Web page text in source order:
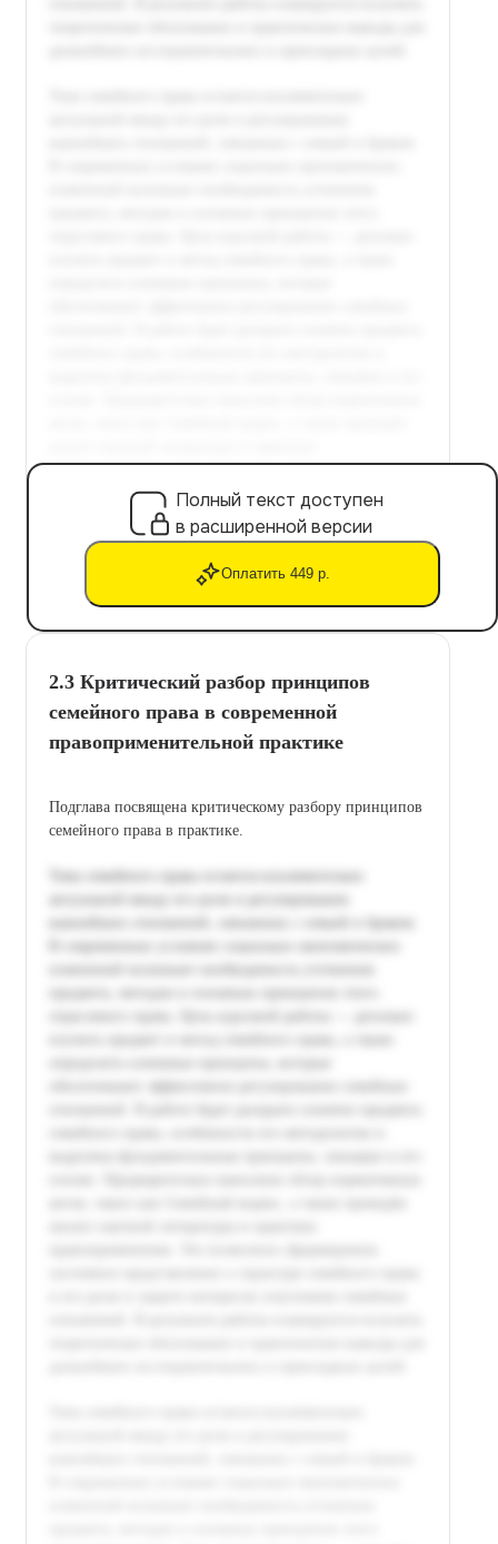
Полный текст доступен
в расширенной версии
Оплатить 449 р.
2.3 Критический разбор принципов
семейного права в современной
правоприменительной практике
Подглава посвящена критическому разбору принципов
семейного права в практике.